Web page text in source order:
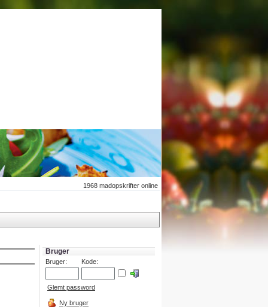
1968 madopskrifter online
Bruger
Bruger: Kode:
Glemt password
Ny bruger